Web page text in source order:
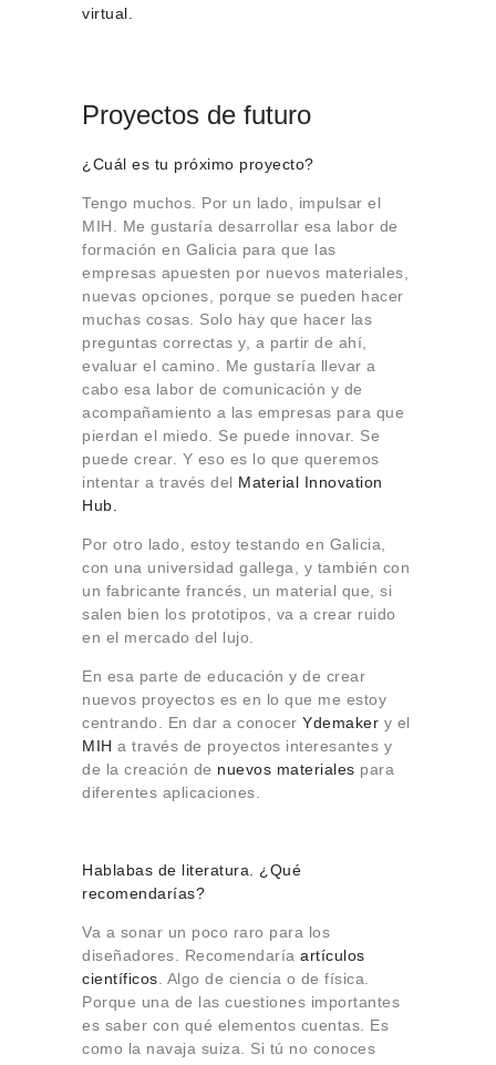
virtual.
Proyectos de futuro
¿Cuál es tu próximo proyecto?
Tengo muchos. Por un lado, impulsar el
MIH. Me gustaría desarrollar esa labor de
formación en Galicia para que las
empresas apuesten por nuevos materiales,
nuevas opciones, porque se pueden hacer
muchas cosas. Solo hay que hacer las
preguntas correctas y, a partir de ahí,
evaluar el camino. Me gustaría llevar a
cabo esa labor de comunicación y de
acompañamiento a las empresas para que
pierdan el miedo. Se puede innovar. Se
puede crear. Y eso es lo que queremos
intentar a través del Material Innovation
Hub.
Por otro lado, estoy testando en Galicia,
con una universidad gallega, y también con
un fabricante francés, un material que, si
salen bien los prototipos, va a crear ruido
en el mercado del lujo.
En esa parte de educación y de crear
nuevos proyectos es en lo que me estoy
centrando. En dar a conocer Ydemaker y el
MIH a través de proyectos interesantes y
de la creación de nuevos materiales para
diferentes aplicaciones.
Hablabas de literatura. ¿Qué
recomendarías?
Va a sonar un poco raro para los
diseñadores. Recomendaría artículos
científicos . Algo de ciencia o de física.
Porque una de las cuestiones importantes
es saber con qué elementos cuentas. Es
como la navaja suiza. Si tú no conoces